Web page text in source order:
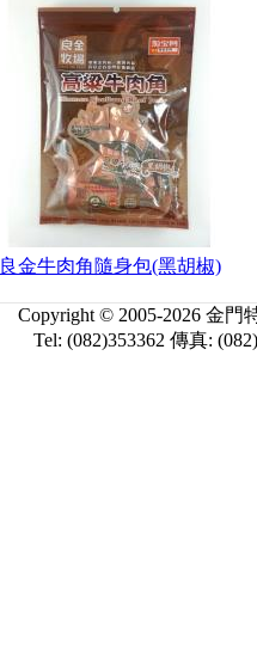
良金牛肉角隨身包(黑胡椒)
Copyright © 2005-2026 金
Tel: (082)353362 傳真: